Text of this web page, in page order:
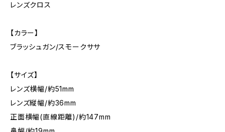
レンズクロス
【カラー】
ブラッシュガン/スモークササ
【サイズ】
レンズ横幅/約51mm
レンズ縦幅/約36mm
正面横幅(直線距離)/約147mm